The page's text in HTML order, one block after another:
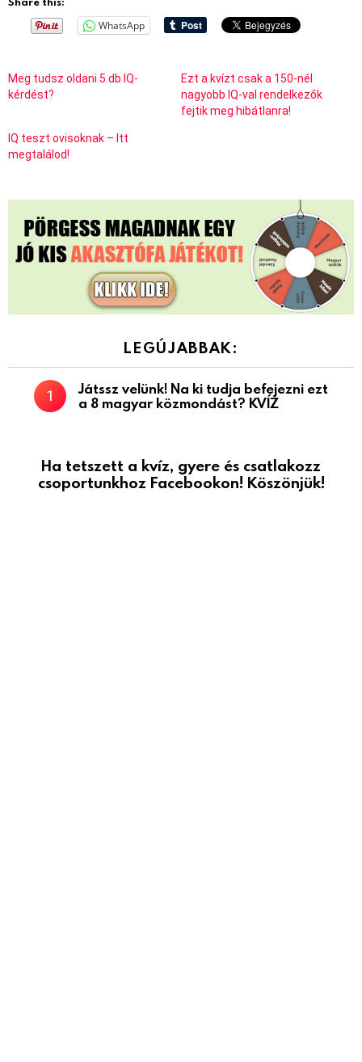
WhatsApp
Meg tudsz oldani 5 db IQ-
kérdést?
Ezt a kvízt csak a 150-nél
nagyobb IQ-val rendelkezők
fejtik meg hibátlanra!
IQ teszt ovisoknak – Itt
megtalálod!
LEGÚJABBAK:
Játssz velünk! Na ki tudja befejezni ezt
a 8 magyar közmondást? KVÍZ
Ha tetszett a kvíz, gyere és csatlakozz
csoportunkhoz Facebookon! Köszönjük!